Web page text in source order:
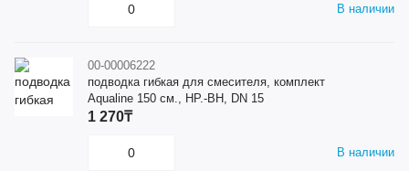
В наличии
00-00006222
подводка гибкая для смесителя, комплект
Aqualine 150 см., НР.-ВН, DN 15
В наличии
1 270₸